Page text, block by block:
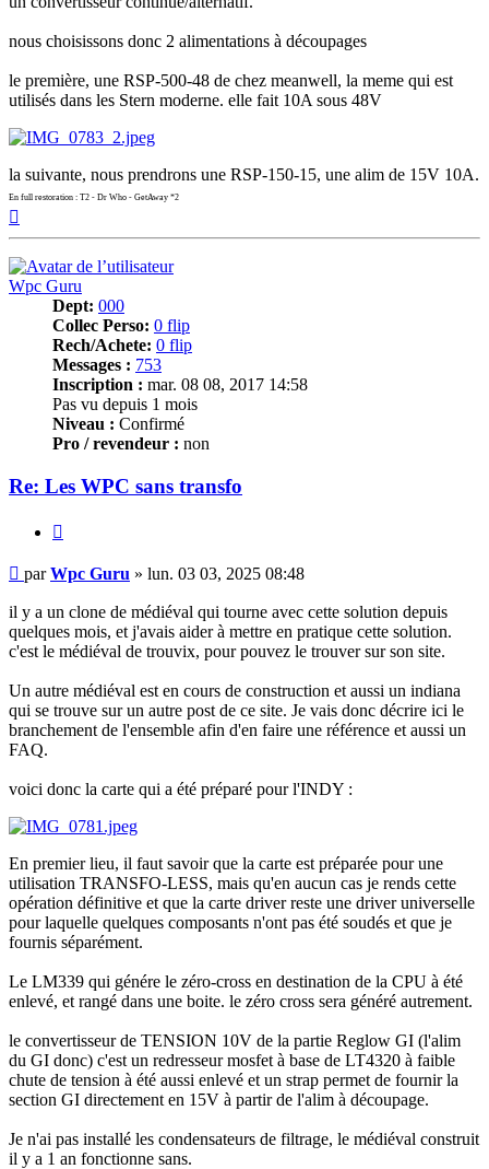
nous choisissons donc 2 alimentations à découpages
le première, une RSP-500-48 de chez meanwell, la meme qui est
utilisés dans les Stern moderne. elle fait 10A sous 48V
la suivante, nous prendrons une RSP-150-15, une alim de 15V 10A.
En full restoration : T2 - Dr Who - GetAway *2
Wpc Guru
Dept: 000
Collec Perso: 0 flip
Rech/Achete: 0 flip
Messages : 753
Inscription : mar. 08 08, 2017 14:58
Pas vu depuis 1 mois
Niveau : Confirmé
Pro / revendeur : non
Re: Les WPC sans transfo
Message
parWpc Guru » lun. 03 03, 2025 08:48
il y a un clone de médiéval qui tourne avec cette solution depuis
quelques mois, et j'avais aider à mettre en pratique cette solution.
c'est le médiéval de trouvix, pour pouvez le trouver sur son site.
Un autre médiéval est en cours de construction et aussi un indiana
qui se trouve sur un autre post de ce site. Je vais donc décrire ici le
branchement de l'ensemble afin d'en faire une référence et aussi un
FAQ.
voici donc la carte qui a été préparé pour l'INDY :
En premier lieu, il faut savoir que la carte est préparée pour une
utilisation TRANSFO-LESS, mais qu'en aucun cas je rends cette
opération définitive et que la carte driver reste une driver universelle
pour laquelle quelques composants n'ont pas été soudés et que je
fournis séparément.
Le LM339 qui génére le zéro-cross en destination de la CPU à été
enlevé, et rangé dans une boite. le zéro cross sera généré autrement.
le convertisseur de TENSION 10V de la partie Reglow GI (l'alim
du GI donc) c'est un redresseur mosfet à base de LT4320 à faible
chute de tension à été aussi enlevé et un strap permet de fournir la
section GI directement en 15V à partir de l'alim à découpage.
Je n'ai pas installé les condensateurs de filtrage, le médiéval construit
il y a 1 an fonctionne sans.